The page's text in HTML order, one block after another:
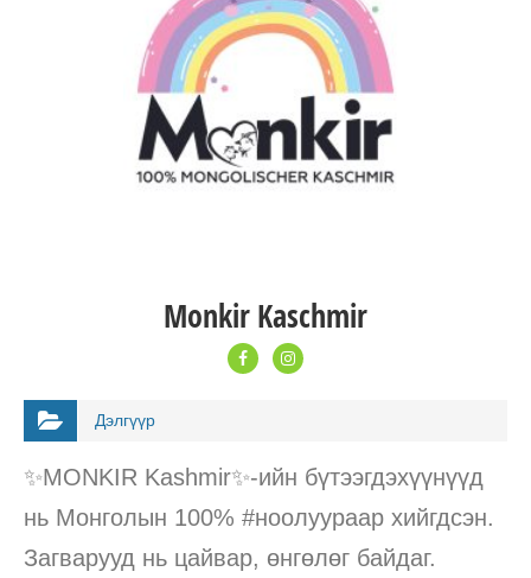
Monkir Kaschmir
Дэлгүүр
✨MONKIR Kashmir✨-ийн бүтээгдэхүүнүүд
нь Монголын 100% #ноолуураар хийгдсэн.
Загварууд нь цайвар, өнгөлөг байдаг.